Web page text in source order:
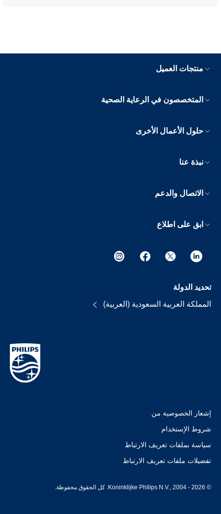
منتجات العميل
المتخصصون في الرعاية الصحية
حلول الأعمال الأخرى
نبذة عنا
الاتصال والدعم
ابق على اطلاع
تحديد الدولة
المملكة العربية السعودية (العربية)
إشعار الخصوصية من
شروط الإستخدام
سياسة بملفات تعريف الارتباط
تفضيلات ملفات تعريف الارتباط
© Koninklijke Philips N.V., 2004 - 2026. كل الحقوق محفوظة.